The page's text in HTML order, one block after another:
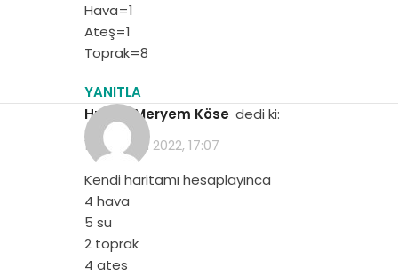
Hava=1
Ateş=1
Toprak=8
YANITLA
Huden Meryem Köse dedi ki:
16 Haziran 2022, 17:07
Kendi haritamı hesaplayınca
4 hava
5 su
2 toprak
4 ates